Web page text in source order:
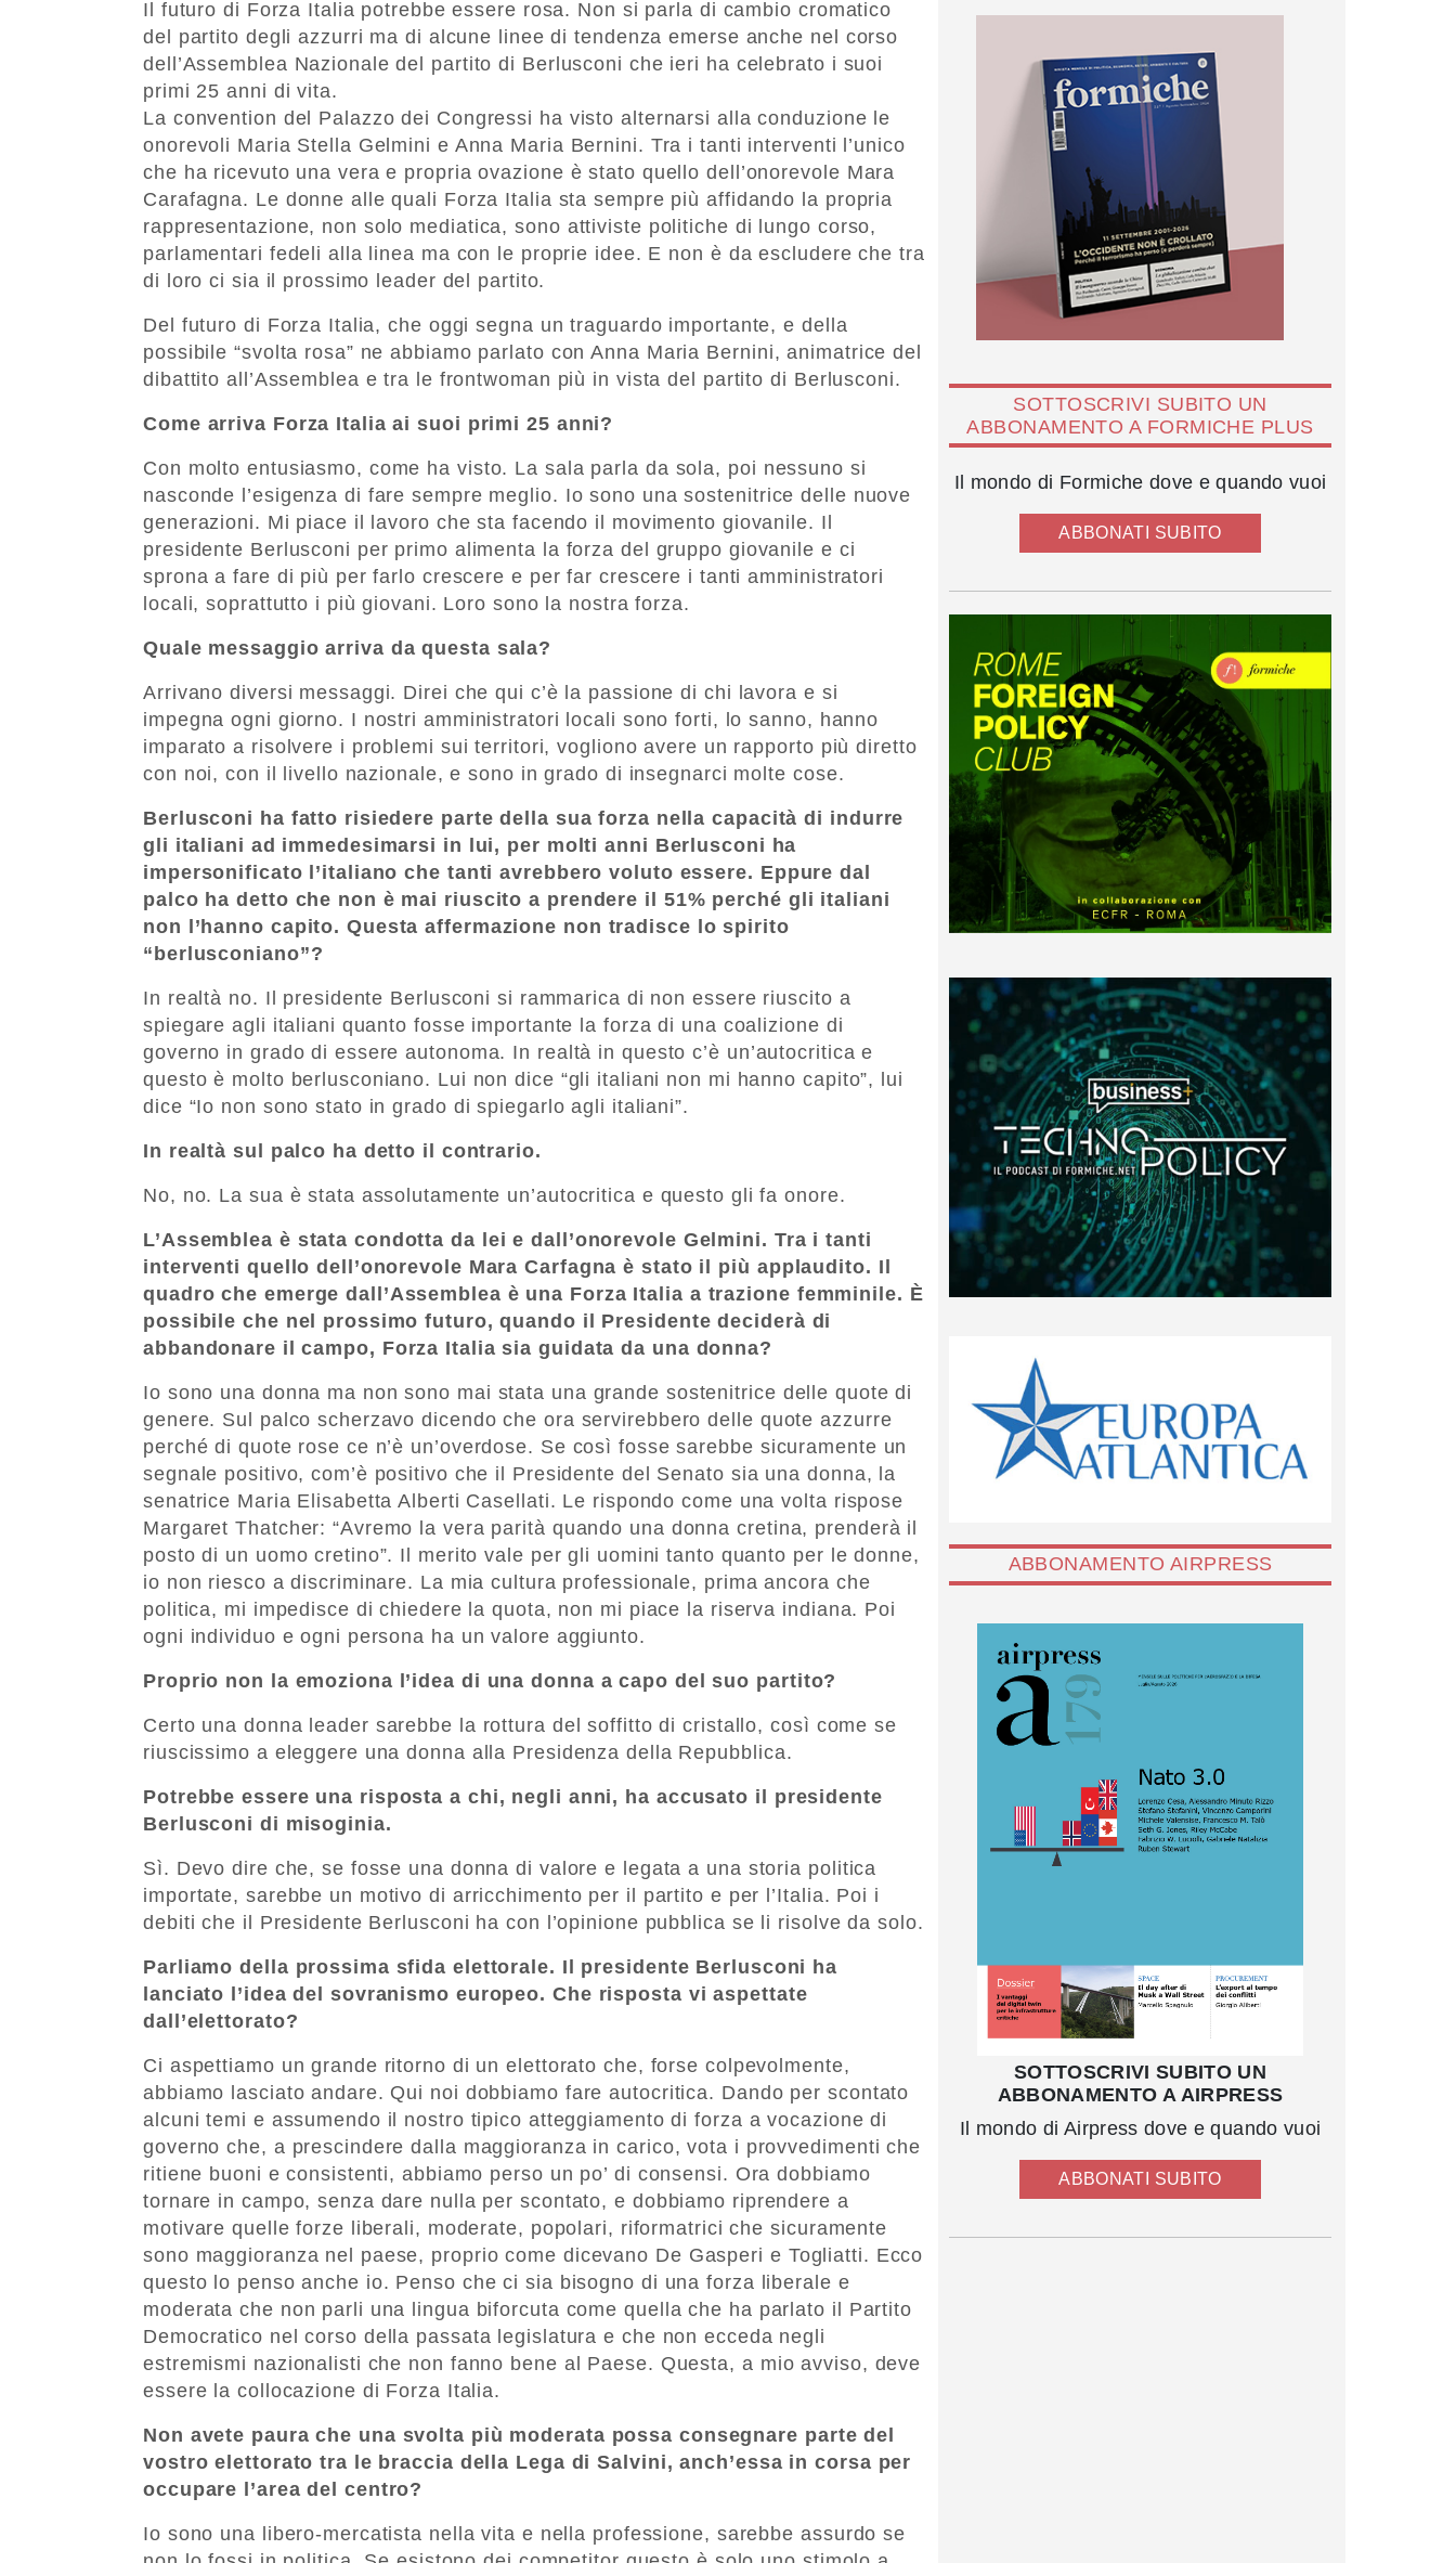
Il futuro di Forza Italia potrebbe essere rosa. Non si parla di cambio cromatico
del partito degli azzurri ma di alcune linee di tendenza emerse anche nel corso
dell’Assemblea Nazionale del partito di Berlusconi che ieri ha celebrato i suoi
primi 25 anni di vita.
La convention del Palazzo dei Congressi ha visto alternarsi alla conduzione le
onorevoli Maria Stella Gelmini e Anna Maria Bernini. Tra i tanti interventi l’unico
che ha ricevuto una vera e propria ovazione è stato quello dell’onorevole Mara
Carafagna. Le donne alle quali Forza Italia sta sempre più affidando la propria
rappresentazione, non solo mediatica, sono attiviste politiche di lungo corso,
parlamentari fedeli alla linea ma con le proprie idee. E non è da escludere che tra
di loro ci sia il prossimo leader del partito.
Del futuro di Forza Italia, che oggi segna un traguardo importante, e della
possibile “svolta rosa” ne abbiamo parlato con Anna Maria Bernini, animatrice del
dibattito all’Assemblea e tra le frontwoman più in vista del partito di Berlusconi.
Come arriva Forza Italia ai suoi primi 25 anni?
Con molto entusiasmo, come ha visto. La sala parla da sola, poi nessuno si
nasconde l’esigenza di fare sempre meglio. Io sono una sostenitrice delle nuove
generazioni. Mi piace il lavoro che sta facendo il movimento giovanile. Il
presidente Berlusconi per primo alimenta la forza del gruppo giovanile e ci
sprona a fare di più per farlo crescere e per far crescere i tanti amministratori
locali, soprattutto i più giovani. Loro sono la nostra forza.
Quale messaggio arriva da questa sala?
Arrivano diversi messaggi. Direi che qui c’è la passione di chi lavora e si
impegna ogni giorno. I nostri amministratori locali sono forti, lo sanno, hanno
imparato a risolvere i problemi sui territori, vogliono avere un rapporto più diretto
con noi, con il livello nazionale, e sono in grado di insegnarci molte cose.
Berlusconi ha fatto risiedere parte della sua forza nella capacità di indurre
gli italiani ad immedesimarsi in lui, per molti anni Berlusconi ha
impersonificato l’italiano che tanti avrebbero voluto essere. Eppure dal
palco ha detto che non è mai riuscito a prendere il 51% perché gli italiani
non l’hanno capito. Questa affermazione non tradisce lo spirito
“berlusconiano”?
In realtà no. Il presidente Berlusconi si rammarica di non essere riuscito a
spiegare agli italiani quanto fosse importante la forza di una coalizione di
governo in grado di essere autonoma. In realtà in questo c’è un’autocritica e
questo è molto berlusconiano. Lui non dice “gli italiani non mi hanno capito”, lui
dice “Io non sono stato in grado di spiegarlo agli italiani”.
In realtà sul palco ha detto il contrario.
No, no. La sua è stata assolutamente un’autocritica e questo gli fa onore.
L’Assemblea è stata condotta da lei e dall’onorevole Gelmini. Tra i tanti
interventi quello dell’onorevole Mara Carfagna è stato il più applaudito. Il
quadro che emerge dall’Assemblea è una Forza Italia a trazione femminile. È
possibile che nel prossimo futuro, quando il Presidente deciderà di
abbandonare il campo, Forza Italia sia guidata da una donna?
Io sono una donna ma non sono mai stata una grande sostenitrice delle quote di
genere. Sul palco scherzavo dicendo che ora servirebbero delle quote azzurre
perché di quote rose ce n’è un’overdose. Se così fosse sarebbe sicuramente un
segnale positivo, com’è positivo che il Presidente del Senato sia una donna, la
senatrice Maria Elisabetta Alberti Casellati. Le rispondo come una volta rispose
Margaret Thatcher: “Avremo la vera parità quando una donna cretina, prenderà il
posto di un uomo cretino”. Il merito vale per gli uomini tanto quanto per le donne,
io non riesco a discriminare. La mia cultura professionale, prima ancora che
politica, mi impedisce di chiedere la quota, non mi piace la riserva indiana. Poi
ogni individuo e ogni persona ha un valore aggiunto.
Proprio non la emoziona l’idea di una donna a capo del suo partito?
Certo una donna leader sarebbe la rottura del soffitto di cristallo, così come se
riuscissimo a eleggere una donna alla Presidenza della Repubblica.
Potrebbe essere una risposta a chi, negli anni, ha accusato il presidente
Berlusconi di misoginia.
Sì. Devo dire che, se fosse una donna di valore e legata a una storia politica
importate, sarebbe un motivo di arricchimento per il partito e per l’Italia. Poi i
debiti che il Presidente Berlusconi ha con l’opinione pubblica se li risolve da solo.
Parliamo della prossima sfida elettorale. Il presidente Berlusconi ha
lanciato l’idea del sovranismo europeo. Che risposta vi aspettate
dall’elettorato?
Ci aspettiamo un grande ritorno di un elettorato che, forse colpevolmente,
abbiamo lasciato andare. Qui noi dobbiamo fare autocritica. Dando per scontato
alcuni temi e assumendo il nostro tipico atteggiamento di forza a vocazione di
governo che, a prescindere dalla maggioranza in carico, vota i provvedimenti che
ritiene buoni e consistenti, abbiamo perso un po’ di consensi. Ora dobbiamo
tornare in campo, senza dare nulla per scontato, e dobbiamo riprendere a
motivare quelle forze liberali, moderate, popolari, riformatrici che sicuramente
sono maggioranza nel paese, proprio come dicevano De Gasperi e Togliatti. Ecco
questo lo penso anche io. Penso che ci sia bisogno di una forza liberale e
moderata che non parli una lingua biforcuta come quella che ha parlato il Partito
Democratico nel corso della passata legislatura e che non ecceda negli
estremismi nazionalisti che non fanno bene al Paese. Questa, a mio avviso, deve
essere la collocazione di Forza Italia.
Non avete paura che una svolta più moderata possa consegnare parte del
vostro elettorato tra le braccia della Lega di Salvini, anch’essa in corsa per
occupare l’area del centro?
Io sono una libero-mercatista nella vita e nella professione, sarebbe assurdo se
SOTTOSCRIVI SUBITO UN
ABBONAMENTO A FORMICHE PLUS
Il mondo di Formiche dove e quando vuoi
ABBONATI SUBITO
ABBONAMENTO AIRPRESS
SOTTOSCRIVI SUBITO UN
ABBONAMENTO A AIRPRESS
Il mondo di Airpress dove e quando vuoi
ABBONATI SUBITO